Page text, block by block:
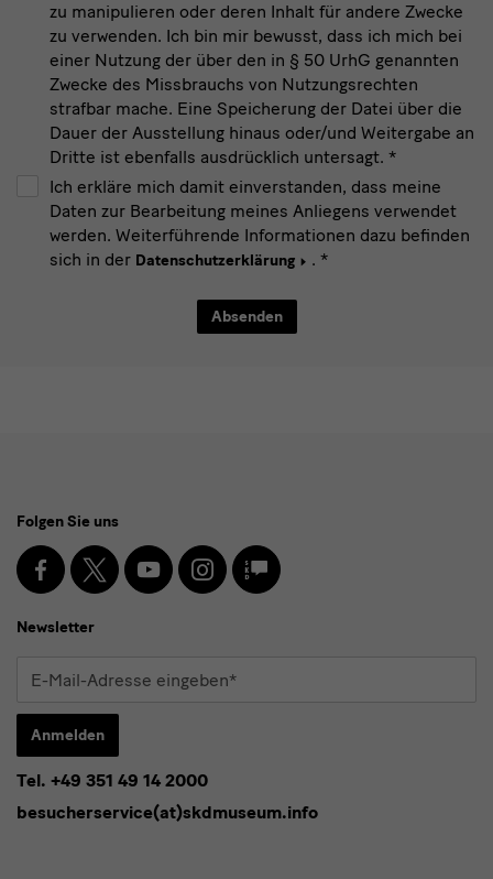
zu manipulieren oder deren Inhalt für andere Zwecke
zu verwenden. Ich bin mir bewusst, dass ich mich bei
einer Nutzung der über den in § 50 UrhG genannten
Zwecke des Missbrauchs von Nutzungsrechten
strafbar mache. Eine Speicherung der Datei über die
Dauer der Ausstellung hinaus oder/und Weitergabe an
Dritte ist ebenfalls ausdrücklich untersagt. *
Ich erkläre mich damit einverstanden, dass meine
Daten zur Bearbeitung meines Anliegens verwendet
werden. Weiterführende Informationen dazu befinden
sich in der Datenschutzerklärung . *
Media
und
Newsletter
Folgen Sie uns
Facebook
X YoutubeInstagramSKD
Blog
Newsletter
E-
Adresse
Anmelden
* Pflichtfeld
Ich stimme derDatenschutzerklärung
Tel. +49 351 49 14 2000
besucherservice(at)skdmuseum.info